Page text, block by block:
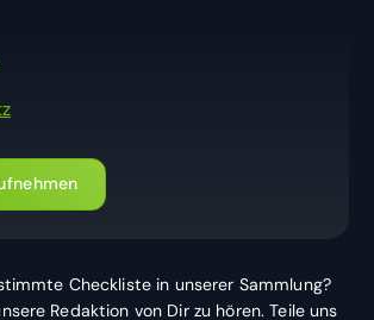
Checkliste in unserer Sammlung?
Redaktion von Dir zu hören. Teile uns